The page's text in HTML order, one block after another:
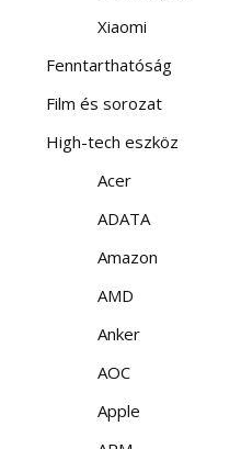
Xiaomi
Fenntarthatóság
Film és sorozat
High-tech eszköz
Acer
ADATA
Amazon
AMD
Anker
AOC
Apple